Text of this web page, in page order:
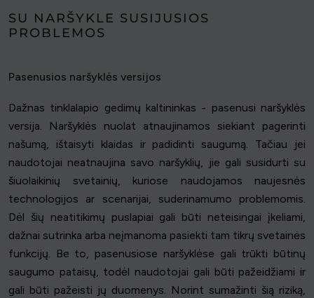
SU NARŠYKLE SUSIJUSIOS
PROBLEMOS
Pasenusios naršyklės versijos
Dažnas tinklalapio gedimų kaltininkas - pasenusi naršyklės
versija. Naršyklės nuolat atnaujinamos siekiant pagerinti
našumą, ištaisyti klaidas ir padidinti saugumą. Tačiau jei
naudotojai neatnaujina savo naršyklių, jie gali susidurti su
šiuolaikinių svetainių, kuriose naudojamos naujesnės
technologijos ar scenarijai, suderinamumo problemomis.
Dėl šių neatitikimų puslapiai gali būti neteisingai įkeliami,
dažnai sutrinka arba neįmanoma pasiekti tam tikrų svetainės
funkcijų. Be to, pasenusiose naršyklėse gali trūkti būtinų
saugumo pataisų, todėl naudotojai gali būti pažeidžiami ir
gali būti pažeisti jų duomenys. Norint sumažinti šią riziką,